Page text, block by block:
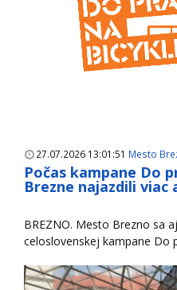
27.07.2026 13:01:51 Mesto
Počas kampane Do
Brezne najazdili
BREZNO. Mesto Brezno sa
celoslovenskej kampane Do